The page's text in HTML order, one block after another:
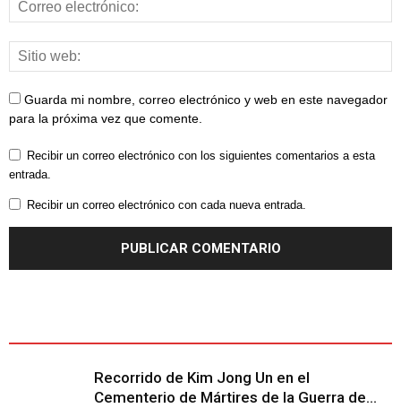
Guarda mi nombre, correo electrónico y web en este navegador
para la próxima vez que comente.
Recibir un correo electrónico con los siguientes comentarios a esta
entrada.
Recibir un correo electrónico con cada nueva entrada.
Recorrido de Kim Jong Un en el
Cementerio de Mártires de la Guerra de...